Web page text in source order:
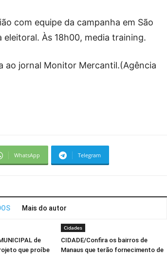
com equipe da campanha em São
Às 18h00, media training.
ao jornal Monitor Mercantil.(Agência
WhatsApp Telegram
Mais do autor
de
que proíbe
Cidades
CIDADE/Confira os bairros de
Manaus que terão fornecimento de